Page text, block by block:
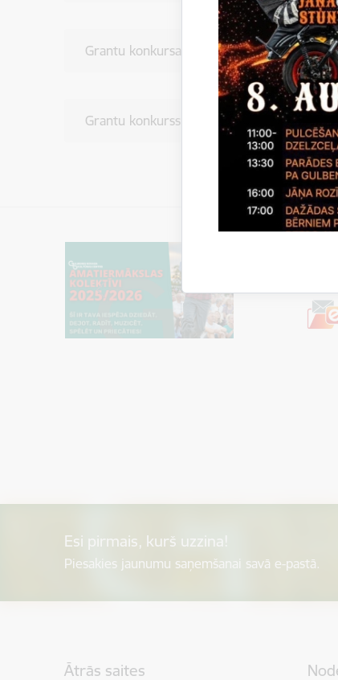
Grantu konkursa “UZŅĒMĪGI Gulbenes
Grantu konkurss IV.kārta. Pieteikšanās
Esi pirmais, kurš uzzina!
Piesakies jaunumu saņemšanai savā e-pastā.
Ātrās saites